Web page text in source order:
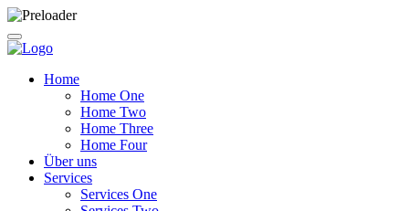
Home
Home One
Home Two
Home Three
Home Four
Über uns
Services
Services One